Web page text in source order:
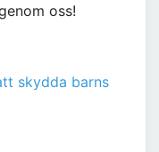
oss!
skydda barns